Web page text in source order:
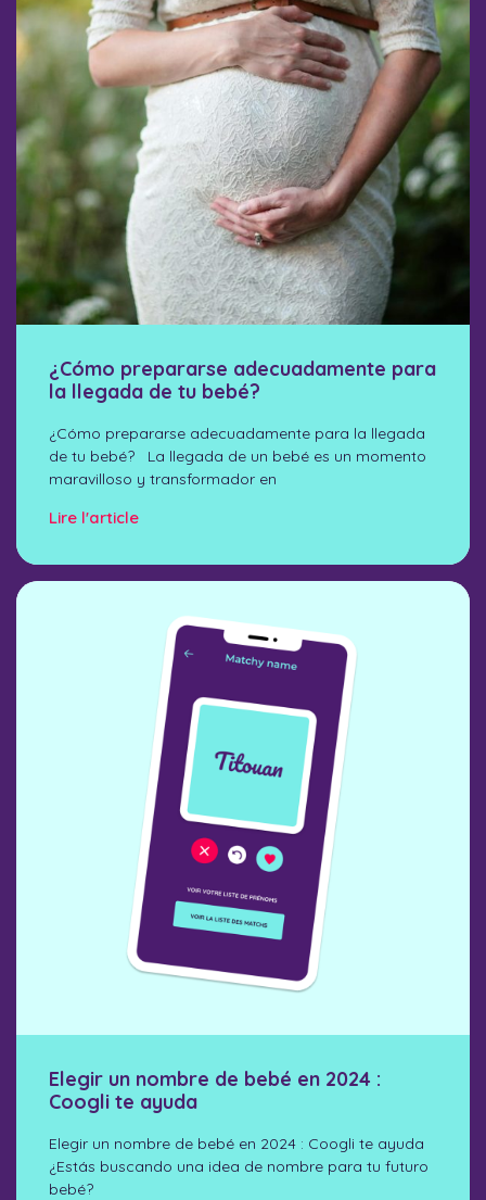
¿Cómo prepararse adecuadamente para
la llegada de tu bebé?
¿Cómo prepararse adecuadamente para la llegada
de tu bebé? La llegada de un bebé es un momento
maravilloso y transformador en
Lire l'article
Elegir un nombre de bebé en 2024 :
Coogli te ayuda
Elegir un nombre de bebé en 2024 : Coogli te ayuda
¿Estás buscando una idea de nombre para tu futuro
bebé?